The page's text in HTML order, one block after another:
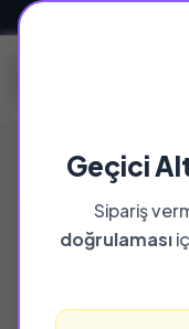
Geçici
Sipariş
doğrulaması
%25